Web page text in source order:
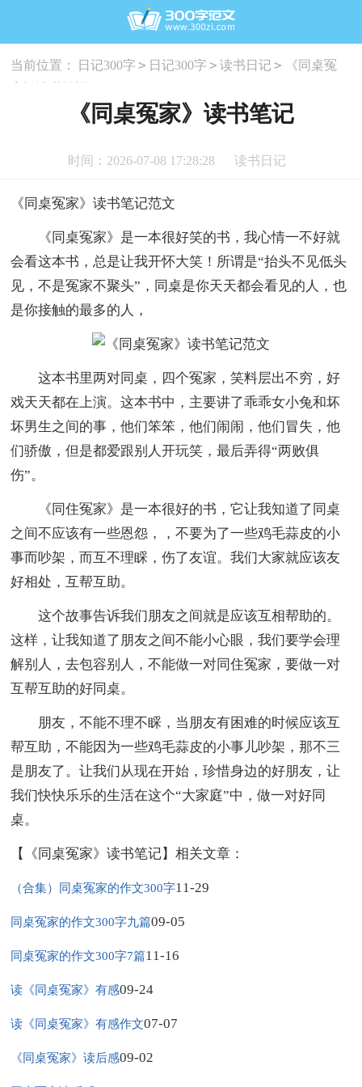
当前位置： 日记300字 > 日记300字 > 读书日记 > 《同桌冤
《同桌冤家》读书笔记
时间：2026-07-08 17:28:28 读书日记
《同桌冤家》读书笔记范文
《同桌冤家》是一本很好笑的书，我心情一不好就
会看这本书，总是让我开怀大笑！所谓是“抬头不见低头
见，不是冤家不聚头”，同桌是你天天都会看见的人，也
是你接触的最多的人，
这本书里两对同桌，四个冤家，笑料层出不穷，好
戏天天都在上演。这本书中，主要讲了乖乖女小兔和坏
坏男生之间的事，他们笨笨，他们闹闹，他们冒失，他
们骄傲，但是都爱跟别人开玩笑，最后弄得“两败俱
伤”。
《同住冤家》是一本很好的书，它让我知道了同桌
之间不应该有一些恩怨，，不要为了一些鸡毛蒜皮的小
事而吵架，而互不理睬，伤了友谊。我们大家就应该友
好相处，互帮互助。
这个故事告诉我们朋友之间就是应该互相帮助的。
这样，让我知道了朋友之间不能小心眼，我们要学会理
解别人，去包容别人，不能做一对同住冤家，要做一对
互帮互助的好同桌。
朋友，不能不理不睬，当朋友有困难的时候应该互
帮互助，不能因为一些鸡毛蒜皮的小事儿吵架，那不三
是朋友了。让我们从现在开始，珍惜身边的好朋友，让
我们快快乐乐的生活在这个“大家庭”中，做一对好同
桌。
【《同桌冤家》读书笔记】相关文章：
（合集）同桌冤家的作文300字11-29
同桌冤家的作文300字九篇09-05
同桌冤家的作文300字7篇11-16
读《同桌冤家》有感09-24
读《同桌冤家》有感作文07-07
《同桌冤家》读后感09-02